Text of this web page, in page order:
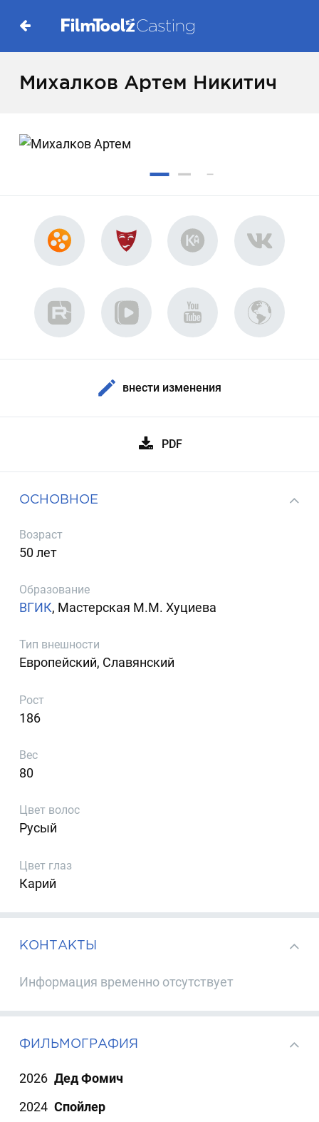
Михалков Артем Никитич
внести изменения
PDF
ОСНОВНОЕ
Возраст
50 лет
Образование
ВГИК, Мастерская М.М. Хуциева
Тип внешности
Европейский, Славянский
Рост
186
Вес
80
Цвет волос
Русый
Цвет глаз
Карий
КОНТАКТЫ
Информация временно отсутствует
ФИЛЬМОГРАФИЯ
2026 Дед Фомич
2024 Спойлер